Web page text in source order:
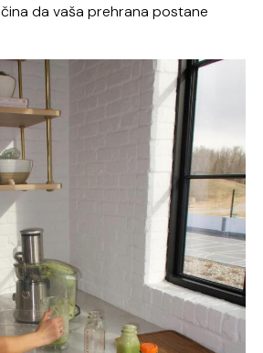
da vaša prehrana postane